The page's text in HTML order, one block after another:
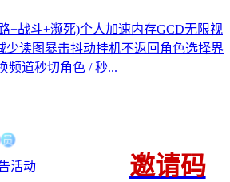
+战斗+濒死)个人加速内存GCD无限视
少读图暴击抖动挂机不返回角色选择界
频道秒切角色 / 秒...
员
活动
邀请码